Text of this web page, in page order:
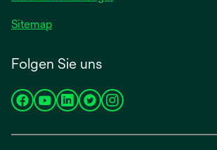
Sitemap
Folgen Sie uns
wirdwirdwirdwirdwird